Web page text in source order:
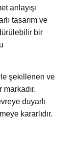
anlayışı
tasarım ve
bir
şekillenen ve
duyarlı
kararlıdır.